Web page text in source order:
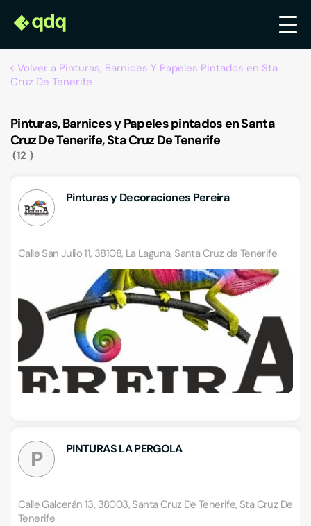
Volver a Pinturas, Barnices Y Papeles Pintados en Sta
Cruz De Tenerife
Pinturas, Barnices y Papeles pintados en Santa
Cruz De Tenerife, Sta Cruz De Tenerife
12
Pinturas y Decoraciones Pereira
Calle San Julio 11, 38108, La Laguna, Santa Cruz de Tenerife
P PINTURAS LA PERGOLA
Calle Galcerán 13, 38003, Santa Cruz De Tenerife, Sta Cruz De
Tenerife